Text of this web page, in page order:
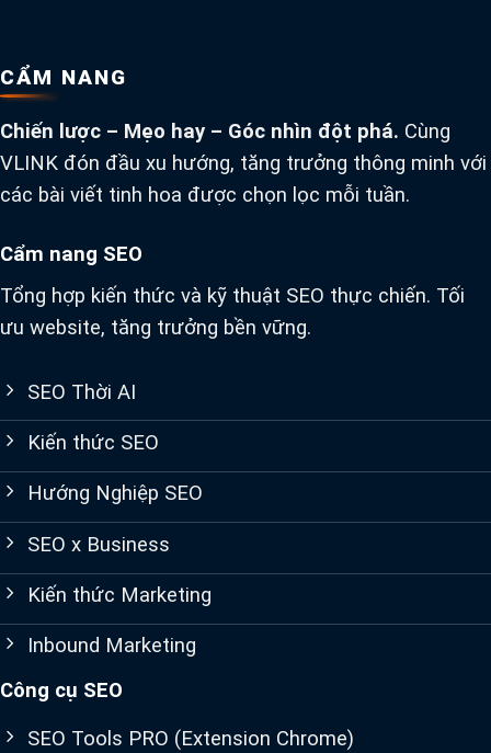
CẨM NANG
Chiến lược – Mẹo hay – Góc nhìn đột phá. Cùng
VLINK đón đầu xu hướng, tăng trưởng thông minh với
các bài viết tinh hoa được chọn lọc mỗi tuần.
Cẩm nang SEO
Tổng hợp kiến thức và kỹ thuật SEO thực chiến. Tối
ưu website, tăng trưởng bền vững.
SEO Thời AI
Kiến thức SEO
Hướng Nghiệp SEO
SEO x Business
Kiến thức Marketing
Inbound Marketing
Công cụ SEO
SEO Tools PRO (Extension Chrome)